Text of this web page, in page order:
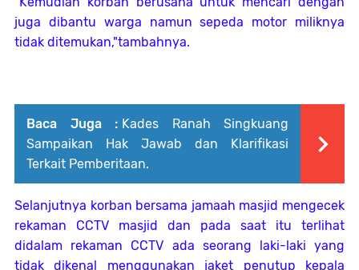
juga dibantu warga namun sepeda motor miliknya
tidak ditemukan,"tambahnya.
Baca Juga : Kades Ranah Singkuang
Sampaikan Hak Jawab dan Klarifikasi
Terkait Pemberitaan.
Selanjutnya korban bersama jamaah masjid mengecek
rekaman CCTV masjid dan pada saat itu terlihat
didalam rekaman CCTV ada seorang laki-laki yang
tidak dikenal menggunakan jaket penutup kepala